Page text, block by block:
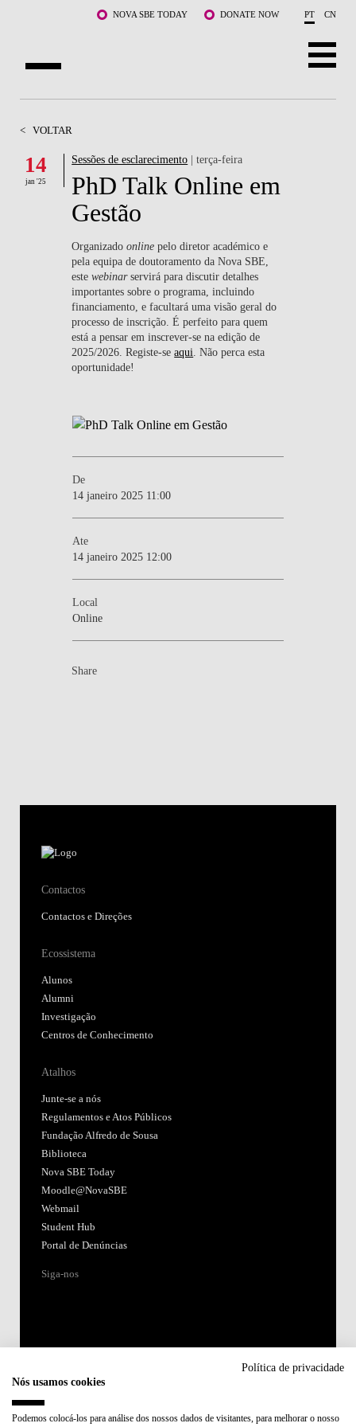
Saltar para o conteúdo principalNOVA SBE TODAY DONATE NOW PT CN
DOCENTES E INVESTIGAÇÃO
COMUNIDADE
LIFE AT NOVA SBE
WHAT'S HAPPENING
< VOLTAR
14
jan '25
Sessões de esclarecimento | terça-feira
PhD Talk Online em
Gestão
Organizadoonline pelo diretor académico e
pela equipa de doutoramento da Nova SBE,
estewebinarservirá para discutir detalhes
importantes sobre o programa, incluindo
financiamento, e facultará uma visão geral do
processo de inscrição. É perfeito para quem
está a pensar em inscrever-se na edição de
2025/2026. Registe-seaqui . Não perca esta
oportunidade!
De
14 janeiro 2025 11:00
Ate
14 janeiro 2025 12:00
Local
Online
Share
Contactos
Contactos e Direções
Ecossistema
Alunos
Alumni
Investigação
Centros de Conhecimento
Atalhos
Junte-se a nós
Regulamentos e Atos Públicos
Fundação Alfredo de Sousa
Biblioteca
Nova SBE Today
Moodle@NovaSBE
Webmail
Student Hub
Portal de Denúncias
Siga-nos
Política de privacidade
Nós usamos cookies
Podemos colocá-los para análise dos nossos dados de visitantes, para melhorar o nosso